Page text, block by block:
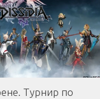
Турнир по